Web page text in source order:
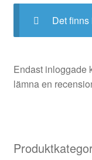
Det
Endast inloggade
lämna en